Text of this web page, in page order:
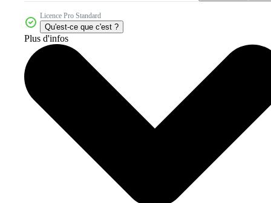
Licence Pro Standard
Qu'est-ce que c'est ?
Plus d'infos